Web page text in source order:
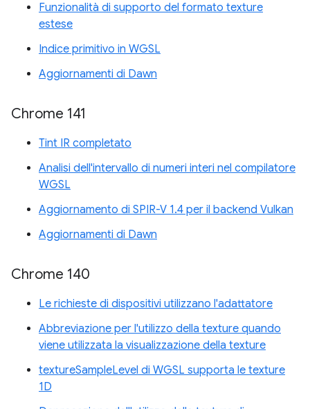
Funzionalità di supporto del formato texture
estese
Indice primitivo in WGSL
Aggiornamenti di Dawn
Chrome 141
Tint IR completato
Analisi dell'intervallo di numeri interi nel compilatore
WGSL
Aggiornamento di SPIR-V 1.4 per il backend Vulkan
Aggiornamenti di Dawn
Chrome 140
Le richieste di dispositivi utilizzano l'adattatore
Abbreviazione per l'utilizzo della texture quando
viene utilizzata la visualizzazione della texture
textureSampleLevel di WGSL supporta le texture
1D